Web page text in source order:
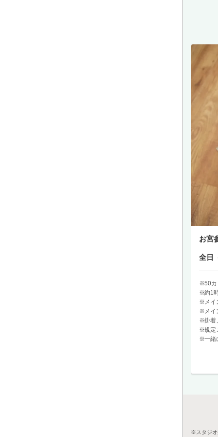
お宮
全日
50カ
約1
メ
メ
掛着
規定
一緒
スタジ